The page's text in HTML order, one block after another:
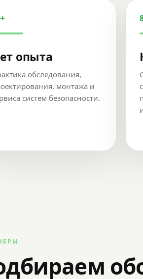
опыта
обследования,
монтажа и
систем безопасности.